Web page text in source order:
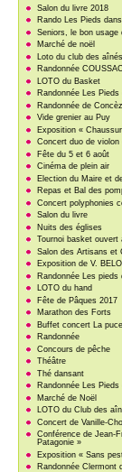
Salon du livre 2018
Rando Les Pieds dans
Seniors, le bon usage
Marché de noël
Loto du club des aînés
Randonnée
LOTO du Basket
Randonnée Les Pieds
Randonnée de
Vide grenier au Puy
Exposition «
Concert duo de violon
Fête du 5 et 6 août
Cinéma de plein air
Election du Maire et
Repas et Bal des
Concert polyphonies
Salon du livre
Nuits des églises
Tournoi basket ouvert
Salon des Artisans et
Exposition de V.
Randonnée Les pieds
LOTO du hand
Fête de Pâques 2017
Marathon des Forts
Buffet concert La
Randonnée
Concours de pêche
Théâtre
Thé dansant
Randonnée Les Pieds
Marché de Noël
LOTO du Club des
Concert de Vanille-
Conférence de Jean-
Patagonie »
Exposition « Sans
Randonnée Clermont